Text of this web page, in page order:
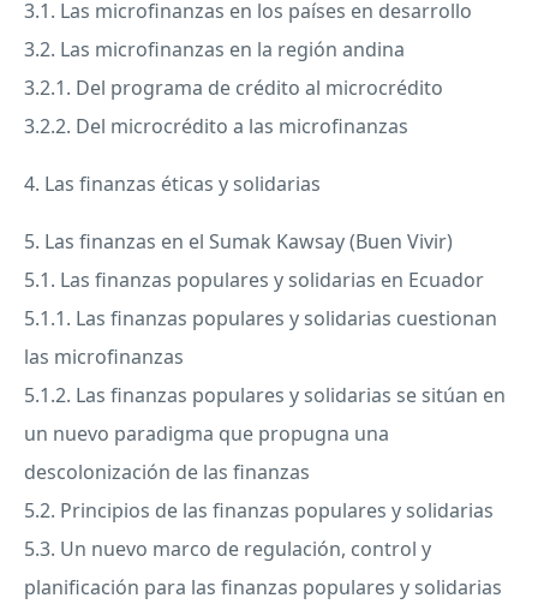
3.1. Las microfinanzas en los países en desarrollo
3.2. Las microfinanzas en la región andina
3.2.1. Del programa de crédito al microcrédito
3.2.2. Del microcrédito a las microfinanzas
4. Las finanzas éticas y solidarias
5. Las finanzas en el Sumak Kawsay (Buen Vivir)
5.1. Las finanzas populares y solidarias en Ecuador
5.1.1. Las finanzas populares y solidarias cuestionan
las microfinanzas
5.1.2. Las finanzas populares y solidarias se sitúan en
un nuevo paradigma que propugna una
descolonización de las finanzas
5.2. Principios de las finanzas populares y solidarias
5.3. Un nuevo marco de regulación, control y
planificación para las finanzas populares y solidarias